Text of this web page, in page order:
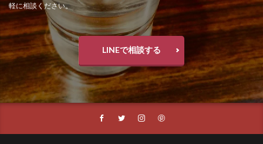
軽に相談ください。
LINEで相談する